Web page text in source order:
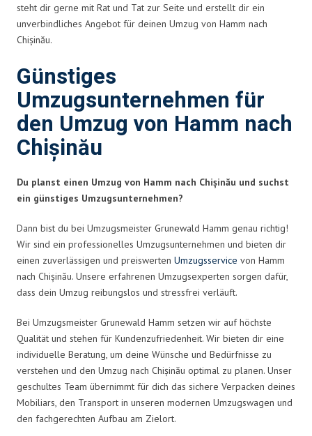
steht dir gerne mit Rat und Tat zur Seite und erstellt dir ein
unverbindliches Angebot für deinen Umzug von Hamm nach
Chișinău.
Günstiges
Umzugsunternehmen für
den Umzug von Hamm nach
Chișinău
Du planst einen Umzug von Hamm nach Chișinău und suchst
ein günstiges Umzugsunternehmen?
Dann bist du bei Umzugsmeister Grunewald Hamm genau richtig!
Wir sind ein professionelles Umzugsunternehmen und bieten dir
einen zuverlässigen und preiswerten Umzugsservice von Hamm
nach Chișinău. Unsere erfahrenen Umzugsexperten sorgen dafür,
dass dein Umzug reibungslos und stressfrei verläuft.
Bei Umzugsmeister Grunewald Hamm setzen wir auf höchste
Qualität und stehen für Kundenzufriedenheit. Wir bieten dir eine
individuelle Beratung, um deine Wünsche und Bedürfnisse zu
verstehen und den Umzug nach Chișinău optimal zu planen. Unser
geschultes Team übernimmt für dich das sichere Verpacken deines
Mobiliars, den Transport in unseren modernen Umzugswagen und
den fachgerechten Aufbau am Zielort.